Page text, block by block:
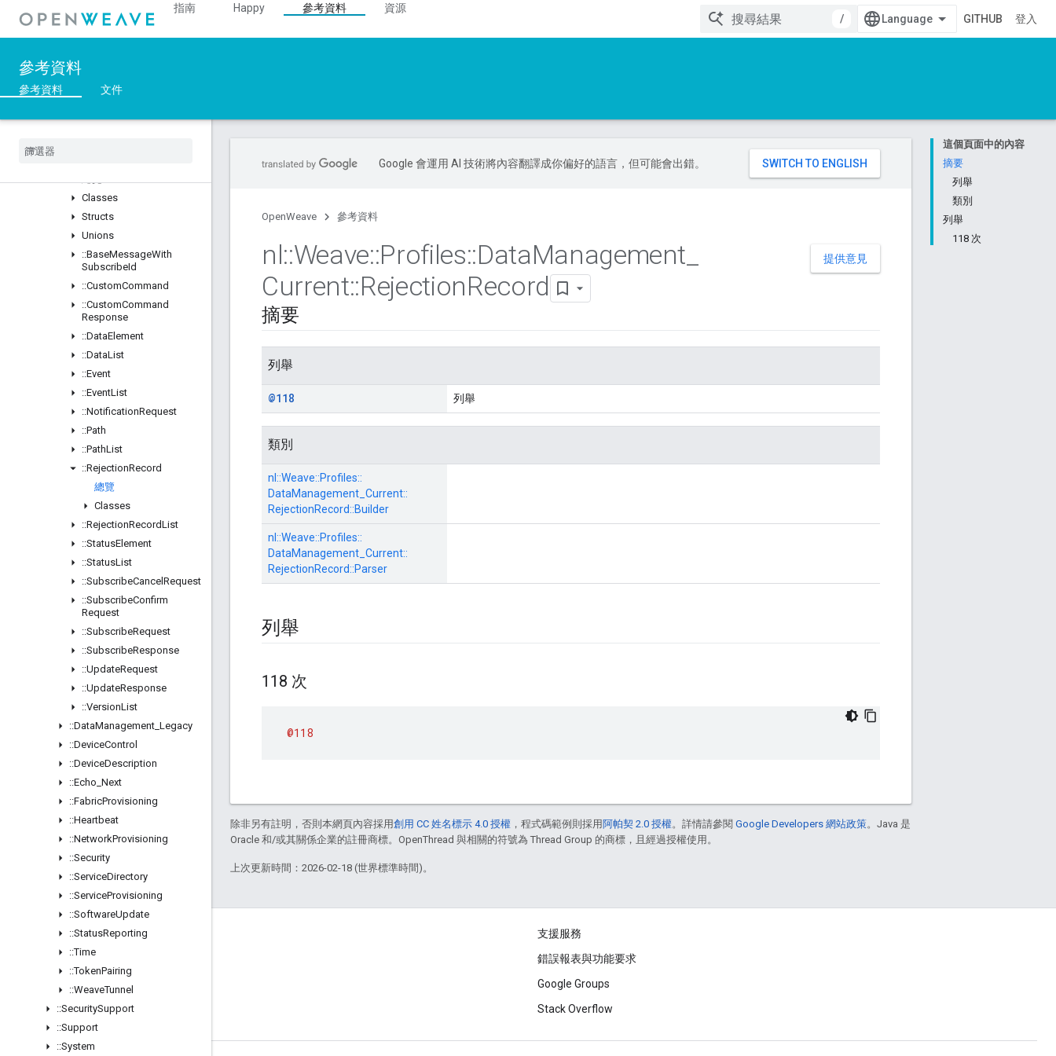
指南 Happy 參考資料
資源
/
GITHUB 登入
參考資料
參考資料 文件
::DeviceManager
總覽
Classes
::BDX_Development
Classes
Structs
Unions
::BaseMessageWith
SubscribeId
::CustomCommand
::CustomCommand
Response
::DataElement
::DataList
::Event
::EventList
::NotificationRequest
::Path
::PathList
::RejectionRecord
總覽
Classes
::RejectionRecordList
::StatusElement
::StatusList
::SubscribeCancel Request
::SubscribeConfirm
Request
::SubscribeRequest
::SubscribeResponse
::UpdateRequest
::UpdateResponse
::VersionList
::DataManagement Legacy
::DeviceControl
::DeviceDescription
::Echo Next
::FabricProvisioning
::Heartbeat
::NetworkProvisioning
::Security
::ServiceDirectory
::ServiceProvisioning
::SoftwareUpdate
::StatusReporting
::Time
::TokenPairing
::WeaveTunnel
::SecuritySupport
::Support
::System
這個頁面中的內容
摘要
列舉
類別
列舉
118 次
Google 會運用 AI 技術將內容翻譯成你偏好的語言，但可能會出錯。
OpenWeave 參考資料
提供意見
nl::Weave::Profiles::DataManagement
Current::RejectionRecord
摘要
列舉
@118 列舉
類別
nl::Weave::Profiles::
DataManagement_Current::
RejectionRecord::Builder
nl::Weave::Profiles::
DataManagement_Current::
RejectionRecord::Parser
列舉
118 次
@118
除非另有註明，否則本網頁內容採用創用 CC 姓名標示 4.0 授權 ，程式碼範例則採用 阿帕契 2.0 授權。詳情請參閱 Google Developers 網站政策。Java 是
Oracle 和/或其關係企業的註冊商標。OpenThread 與相關的符號為 Thread Group 的商標，且經過授權使用。
上次更新時間：2026-02-18 (世界標準時間)。
OpenWeave
OpenThread
支援服務
錯誤報表與功能要求
Google Groups
Stack Overflow